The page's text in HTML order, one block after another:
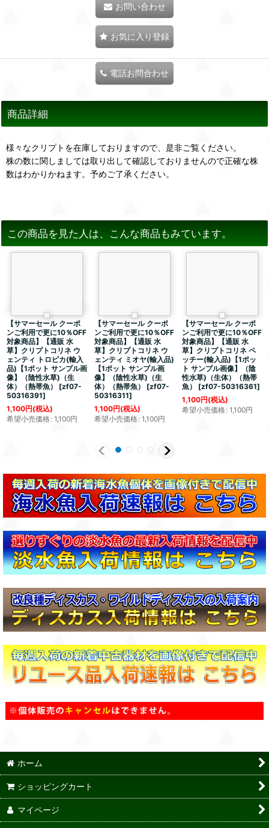
お問い合わせ
お気に入り登録
電話お問合わせ
商品詳細
様々なクリプトを在庫しておりますので、是非ご覧ください。
株の数に関しましては取り出して確認しておりませんので正確な株
数はわかりかねます。予めご了承ください。
この商品を見た人は、こんな商品もみています。
【サマーセール クーポ
ンご利用で更に10％OFF
対象商品】【通販 水
草】クリプトコリネ ウ
ェンティ トロピカ(輸入
品)【1ポット サンプル画
像】（陰性水草)（生
体）（熱帯魚）
[zf07-
50316391]
1,100円(税込)
希望小売価格: 1,100円
【サマーセール クーポ
ンご利用で更に10％OFF
対象商品】【通販 水
草】クリプトコリネ ウ
ェンティ ミオヤ(輸入品)
【1ポット サンプル画
像】（陰性水草)（生
体）（熱帯魚）
[zf07-
50316311]
1,100円(税込)
希望小売価格: 1,100円
【サマーセール クーポ
ンご利用で更に10％OFF
対象商品】【通販 水
草】クリプトコリネ ペ
ッチー(輸入品)【1ポッ
ト サンプル画像】（陰
性水草)（生体）（熱帯
魚）
[zf07-50316361]
1,100円(税込)
希望小売価格: 1,100円
ホーム
ショッピングカート
マイページ